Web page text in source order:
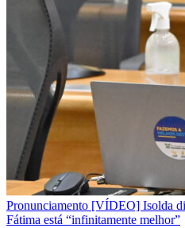
Pronunciamento [VÍDEO] Isolda
Fátima está “infinitamente melhor”